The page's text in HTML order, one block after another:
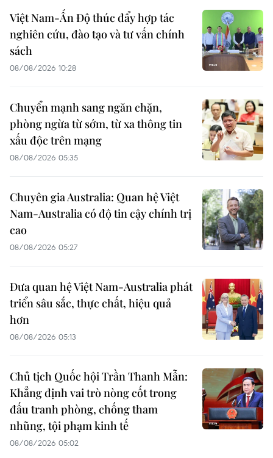
Việt Nam-Ấn Độ thúc đẩy hợp tác
nghiên cứu, đào tạo và tư vấn chính
sách
08/08/2026 10:28
Chuyển mạnh sang ngăn chặn,
phòng ngừa từ sớm, từ xa thông tin
xấu độc trên mạng
08/08/2026 05:35
Chuyên gia Australia: Quan hệ Việt
Nam-Australia có độ tin cậy chính trị
cao
08/08/2026 05:27
Đưa quan hệ Việt Nam-Australia phát
triển sâu sắc, thực chất, hiệu quả
hơn
08/08/2026 05:13
Chủ tịch Quốc hội Trần Thanh Mẫn:
Khẳng định vai trò nòng cốt trong
đấu tranh phòng, chống tham
nhũng, tội phạm kinh tế
08/08/2026 05:02